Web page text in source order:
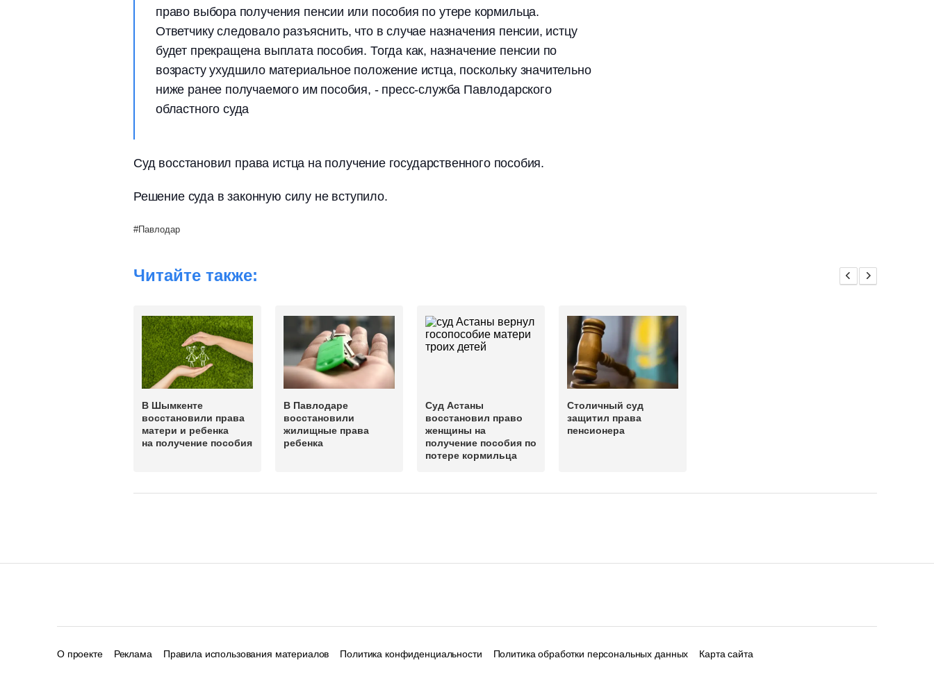
право выбора получения пенсии или пособия по утере кормильца.
Ответчику следовало разъяснить, что в случае назначения пенсии, истцу
будет прекращена выплата пособия. Тогда как, назначение пенсии по
возрасту ухудшило материальное положение истца, поскольку значительно
ниже ранее получаемого им пособия, - пресс-служба Павлодарского
областного суда
Суд восстановил права истца на получение государственного пособия.
Решение суда в законную силу не вступило.
Павлодар
Читайте также:
В Шымкенте
восстановили права
матери и ребенка
на получение пособия
В Павлодаре
восстановили
жилищные права
ребенка
Суд Астаны
восстановил право
женщины на
получение пособия по
потере кормильца
Столичный суд
защитил права
пенсионера
О проекте Реклама Правила использования материалов Политика конфиденциальности Политика обработки персональных данных Карта сайта